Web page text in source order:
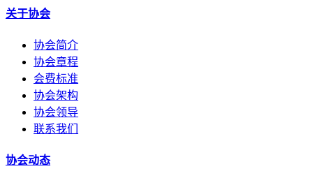
关于协会
协会简介
协会章程
会费标准
协会架构
协会领导
联系我们
协会动态